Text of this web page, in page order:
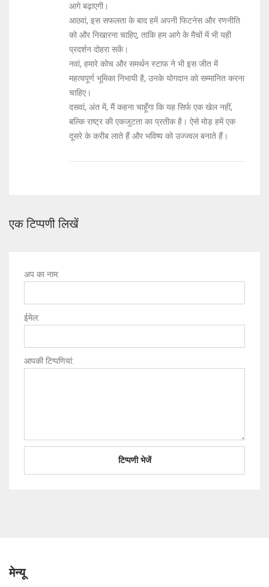
आगे बढ़ाएगी।
आठवां, इस सफलता के बाद हमें अपनी फिटनेस और रणनीति
को और निखारना चाहिए, ताकि हम आगे के मैचों में भी यही
प्रदर्शन दोहरा सकें।
नवां, हमारे कोच और समर्थन स्टाफ ने भी इस जीत में
महत्वपूर्ण भूमिका निभायी है, उनके योगदान को सम्मानित करना
चाहिए।
दसवां, अंत में, मैं कहना चाहूँगा कि यह सिर्फ एक खेल नहीं,
बल्कि राष्ट्र की एकजुटता का प्रतीक है। ऐसे मोड़ हमें एक
दूसरे के करीब लाते हैं और भविष्य को उज्ज्वल बनाते हैं।
एक टिप्पणी लिखें
अप का नाम:
ईमेल:
आपकी टिप्पणियां:
मेन्यू